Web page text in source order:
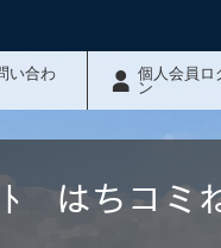
い合わ
個人会員ロ
ン
ﾄ はちコミ